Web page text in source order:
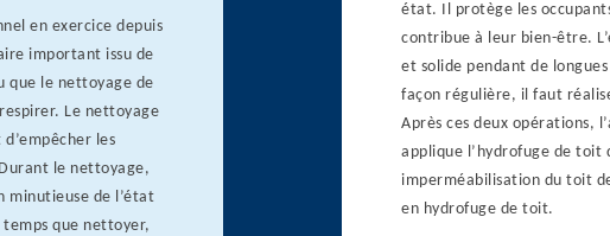
en exercice depuis
important issu de
que le nettoyage de
Le nettoyage
les
le nettoyage,
minutieuse de l’état
que nettoyer,
état. Il protège les
contribue à leur bien-être.
et solide pendant de
façon régulière, il faut
Après ces deux opérations,
applique l’hydrofuge de toit
imperméabilisation du toit
en hydrofuge de toit.